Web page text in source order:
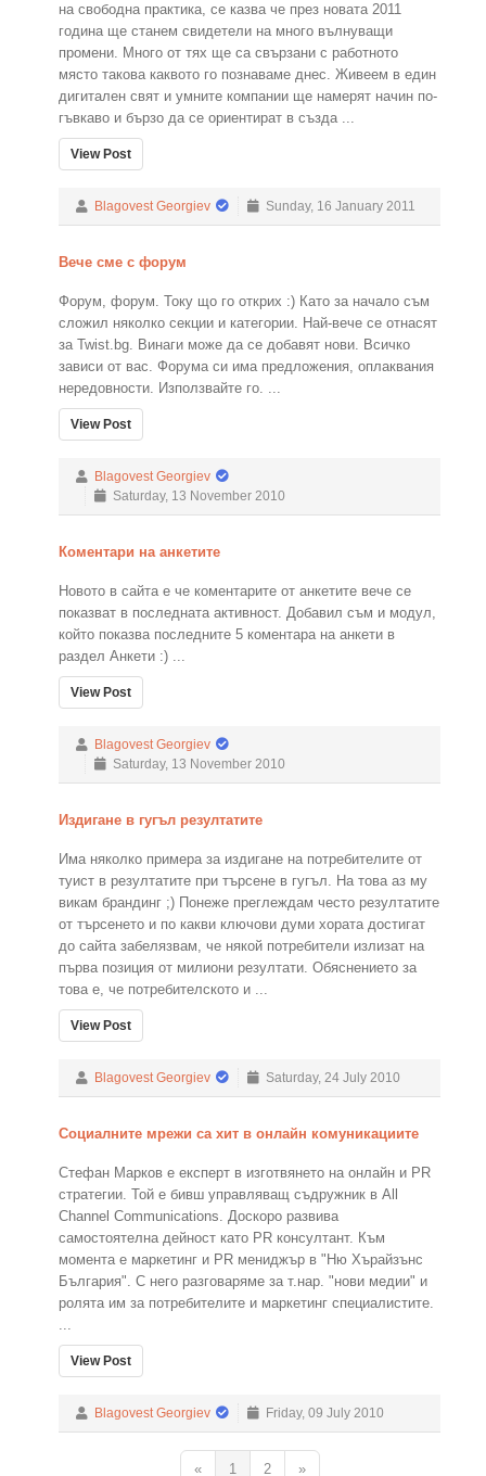
на свободна практика, се казва че през новата 2011
година ще станем свидетели на много вълнуващи
промени. Много от тях ще са свързани с работното
място такова каквото го познаваме днес. Живеем в един
дигитален свят и умните компании ще намерят начин по-
гъвкаво и бързо да се ориентират в създа ...
View Post
Blagovest Georgiev Sunday, 16 January 2011
Вече сме с форум
Форум, форум. Току що го открих :) Като за начало съм
сложил няколко секции и категории. Най-вече се отнасят
за Twist.bg. Винаги може да се добавят нови. Всичко
зависи от вас. Форума си има предложения, оплаквания
нередовности. Използвайте го. ...
View Post
Blagovest Georgiev
Saturday, 13 November 2010
Коментари на анкетите
Новото в сайта е че коментарите от анкетите вече се
показват в последната активност. Добавил съм и модул,
който показва последните 5 коментара на анкети в
раздел Анкети :) ...
View Post
Blagovest Georgiev
Saturday, 13 November 2010
Издигане в гугъл резултатите
Има няколко примера за издигане на потребителите от
туист в резултатите при търсене в гугъл. На това аз му
викам брандинг ;) Понеже преглеждам често резултатите
от търсенето и по какви ключови думи хората достигат
до сайта забелязвам, че някой потребители излизат на
първа позиция от милиони резултати. Обяснението за
това е, че потребителското и ...
View Post
Blagovest Georgiev Saturday, 24 July 2010
Социалните мрежи са хит в онлайн комуникациите
Стефан Марков е експерт в изготвянето на онлайн и PR
стратегии. Той е бивш управляващ съдружник в All
Channel Communications. Доскоро развива
самостоятелна дейност като PR консултант. Към
момента е маркетинг и PR мениджър в "Ню Хърайзънс
България". С него разговаряме за т.нар. "нови медии" и
ролята им за потребителите и маркетинг специалистите.
...
View Post
Blagovest Georgiev Friday, 09 July 2010
« 1 2 »